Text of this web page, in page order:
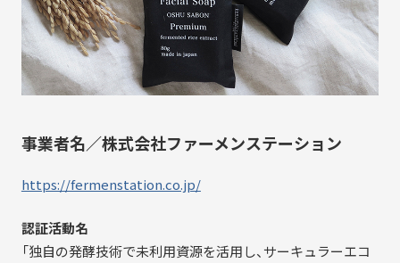
事業者名／株式会社ファーメンステーション
https://fermenstation.co.jp/
認証活動名
「独自の発酵技術で未利用資源を活用し、サーキュラーエコ